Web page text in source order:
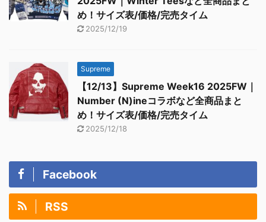
め！サイズ表/価格/完売タイム
2025/12/19
Supreme
【12/13】Supreme Week16 2025FW｜
Number (N)ineコラボなど全商品まと
め！サイズ表/価格/完売タイム
2025/12/18
Facebook
RSS